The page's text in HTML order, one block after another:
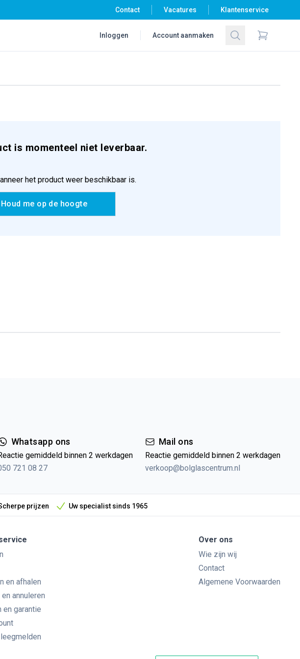
Contact Vacatures Klantenservice
Inloggen Account aanmaken Zoeken
Items in
is momenteel niet leverbaar.
het product weer beschikbaar is.
Houd me op de hoogte
Whatsapp ons
gemiddeld binnen 2 werkdagen
721 08 27
Mail ons
Reactie gemiddeld binnen 2 werkdagen
verkoop@bolglascentrum.nl
prijzen Uw specialist sinds 1965
en afhalen
annuleren
en garantie
Over ons
Wie zijn wij
Contact
Algemene Voorwaarden